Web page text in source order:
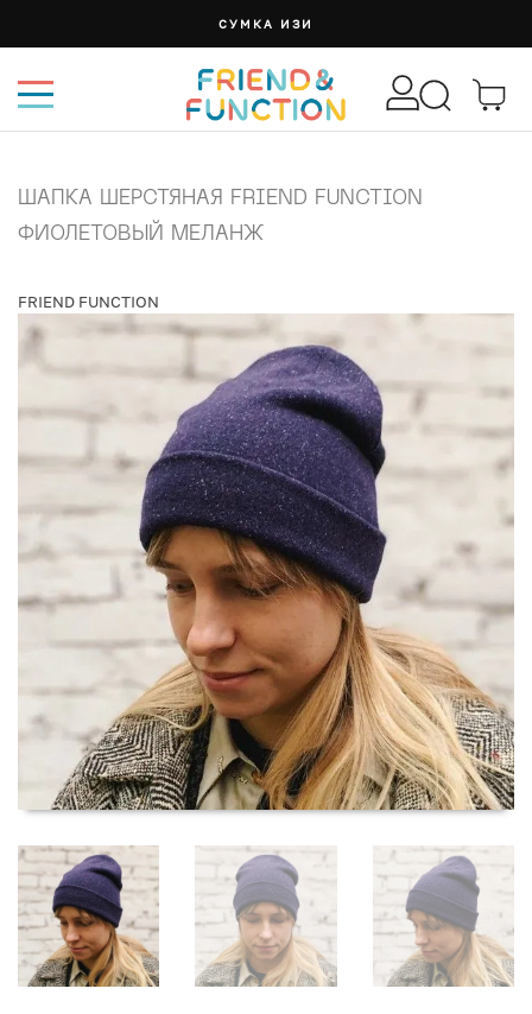
СУМКА ИЗИ
ШАПКА ШЕРСТЯНАЯ FRIEND FUNCTION
ФИОЛЕТОВЫЙ МЕЛАНЖ
FRIEND FUNCTION